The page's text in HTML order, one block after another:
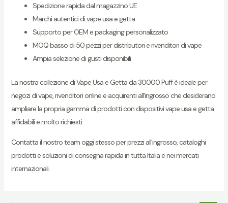
Spedizione rapida dal magazzino UE
Marchi autentici di vape usa e getta
Supporto per OEM e packaging personalizzato
MOQ basso di 50 pezzi per distributori e rivenditori di vape
Ampia selezione di gusti disponibili
La nostra collezione di Vape Usa e Getta da 30000 Puff è ideale per
negozi di vape, rivenditori online e acquirenti all'ingrosso che desiderano
ampliare la propria gamma di prodotti con dispositivi vape usa e getta
affidabili e molto richiesti.
Contatta il nostro team oggi stesso per prezzi all'ingrosso, cataloghi
prodotti e soluzioni di consegna rapida in tutta Italia e nei mercati
internazionali.